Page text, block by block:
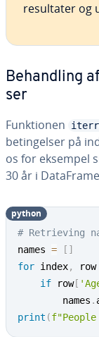
re­sul­ta­ter og
Be­hand­ling
ser
Funk­tio­nen
be­tin­gel­ser på
os for eksempel
30 år i
# Retrieving
names = [ ]
for index, row
if row[
        names
.
print (
python